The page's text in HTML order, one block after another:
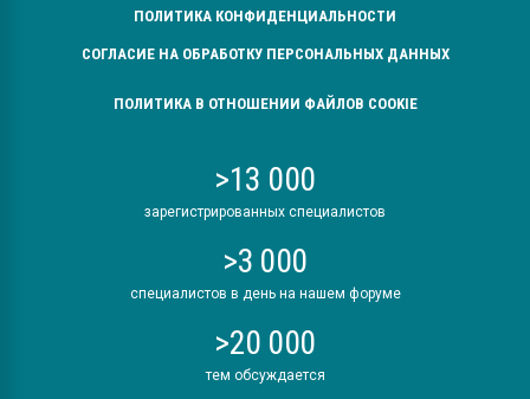
ПОЛИТИКА КОНФИДЕНЦИАЛЬНОСТИ
СОГЛАСИЕ НА ОБРАБОТКУ ПЕРСОНАЛЬНЫХ ДАННЫХ
ПОЛИТИКА В ОТНОШЕНИИ ФАЙЛОВ COOKIE
>13 000
зарегистрированных специалистов
>3 000
специалистов в день на нашем форуме
>20 000
тем обсуждается